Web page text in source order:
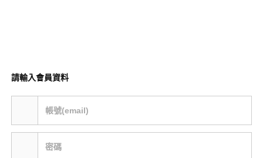
請輸入會員資料
帳號(email)
密碼